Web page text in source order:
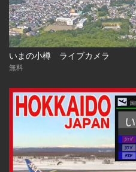
いまの小樽 ライブカメラ
無料